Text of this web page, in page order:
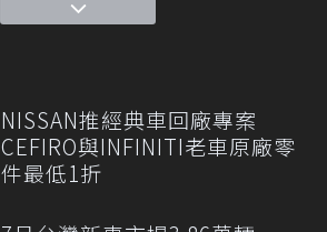
NISSAN推經典車回廠專案
CEFIRO與INFINITI老車原廠零
件最低1折